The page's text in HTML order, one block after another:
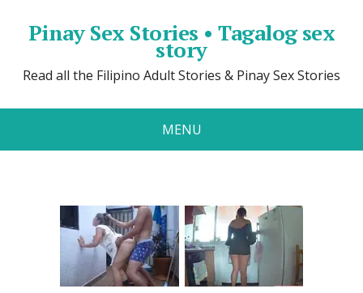
Pinay Sex Stories • Tagalog sex
story
Read all the Filipino Adult Stories & Pinay Sex Stories
MENU